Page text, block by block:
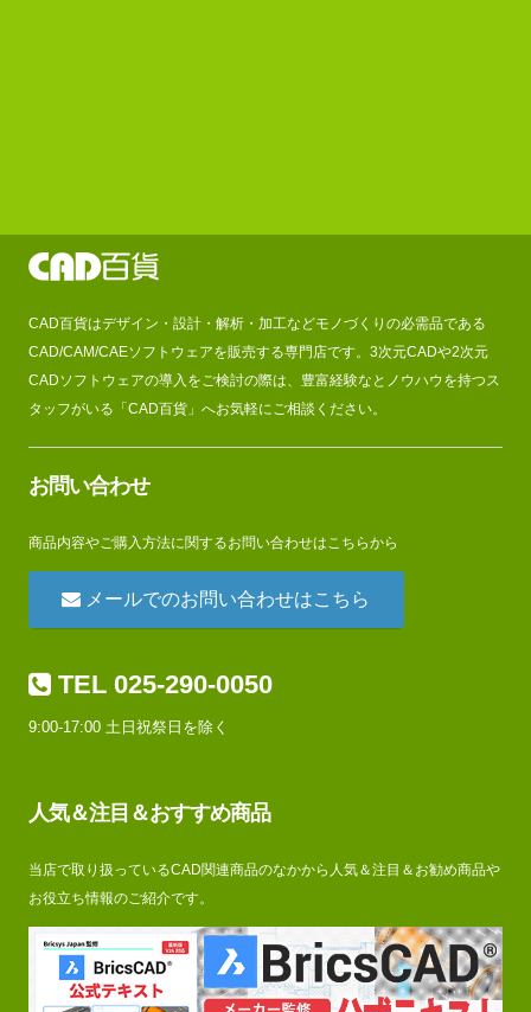
CAD百貨はデザイン・設計・解析・加工などモノづくりの必需品である
CAD/CAM/CAEソフトウェアを販売する専門店です。3次元CADや2次元
CADソフトウェアの導入をご検討の際は、豊富経験なとノウハウを持つス
タッフがいる「CAD百貨」へお気軽にご相談ください。
お問い合わせ
商品内容やご購入方法に関するお問い合わせはこちらから
メールでのお問い合わせはこちら
TEL 025-290-0050
9:00-17:00 土日祝祭日を除く
人気＆注目＆おすすめ商品
当店で取り扱っているCAD関連商品のなかから人気＆注目＆お勧め商品や
お役立ち情報のご紹介です。